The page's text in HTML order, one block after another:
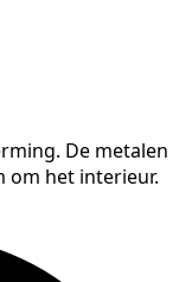
De metalen
om het interieur.